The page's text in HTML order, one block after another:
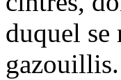
duquel se
gazouillis.